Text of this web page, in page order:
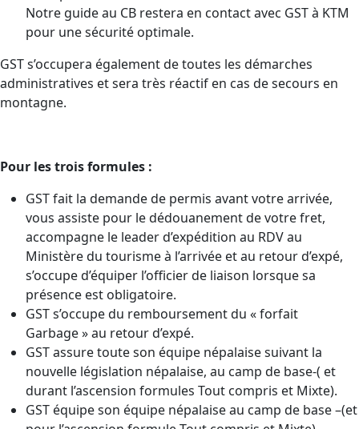
Notre guide au CB restera en contact avec GST à KTM
pour une sécurité optimale.
GST s’occupera également de toutes les démarches
administratives et sera très réactif en cas de secours en
montagne.
Pour les trois formules :
GST fait la demande de permis avant votre arrivée,
vous assiste pour le dédouanement de votre fret,
accompagne le leader d’expédition au RDV au
Ministère du tourisme à l’arrivée et au retour d’expé,
s’occupe d’équiper l’officier de liaison lorsque sa
présence est obligatoire.
GST s’occupe du remboursement du « forfait
Garbage » au retour d’expé.
GST assure toute son équipe népalaise suivant la
nouvelle législation népalaise, au camp de base-( et
durant l’ascension formules Tout compris et Mixte).
GST équipe son équipe népalaise au camp de base –(et